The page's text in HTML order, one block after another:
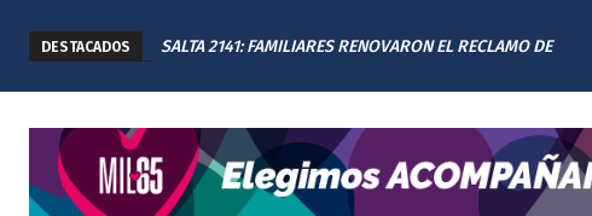
DESTACADOS
SALTA 2141: FAMILIARES RENOVARON EL RECLAMO DE